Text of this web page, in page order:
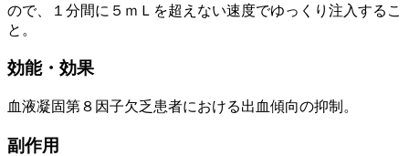
ので、１分間に５ｍＬを超えない速度でゆっくり注入するこ
と。
効能・効果
血液凝固第８因子欠乏患者における出血傾向の抑制。
副作用